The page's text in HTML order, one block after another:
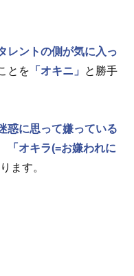
レントの側が気に入っ
とを 「オキニ」
と勝手
惑に思って嫌っている
「オキラ(=お嫌われに
ます。